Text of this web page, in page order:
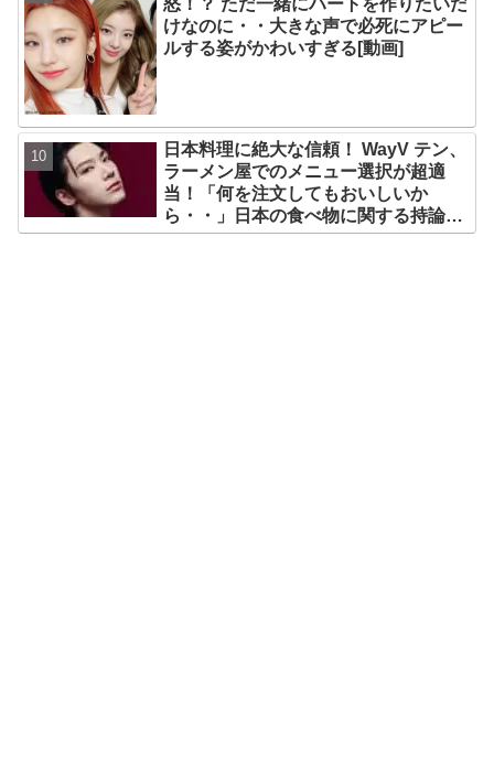
怒！？ ただ一緒にハートを作りたいだ
けなのに・・大きな声で必死にアピー
ルする姿がかわいすぎる[動画]
日本料理に絶大な信頼！ WayV テン、
ラーメン屋でのメニュー選択が超適
当！「何を注文してもおいしいか
ら・・」日本の食べ物に関する持論を
明かす